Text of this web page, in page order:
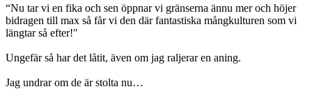
“Nu tar vi en fika och sen öppnar vi gränserna ännu mer och höjer
bidragen till max så får vi den där fantastiska mångkulturen som vi
längtar så efter!"
Ungefär så har det låtit, även om jag raljerar en aning.
Jag undrar om de är stolta nu…